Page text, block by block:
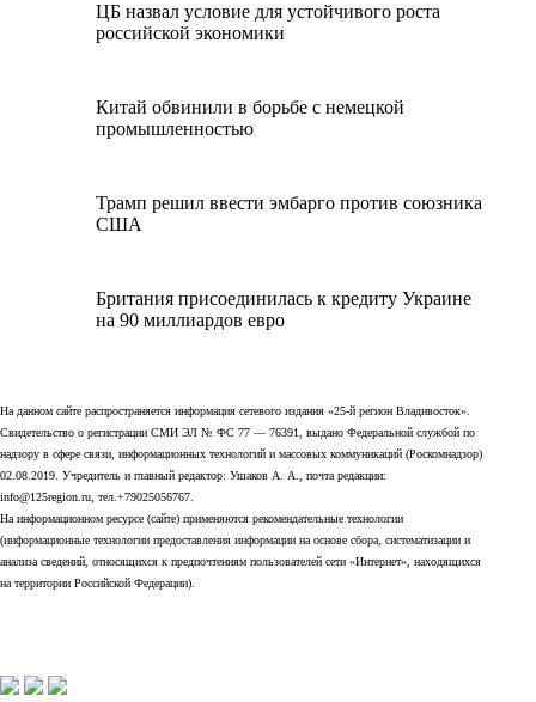
ЦБ назвал условие для устойчивого роста
российской экономики
Китай обвинили в борьбе с немецкой
промышленностью
Трамп решил ввести эмбарго против союзника
США
Британия присоединилась к кредиту Украине
на 90 миллиардов евро
На данном сайте распространяется информация сетевого издания «25-й регион Владивосток».
Свидетельство о регистрации СМИ ЭЛ № ФС 77 — 76391, выдано Федеральной службой по
надзору в сфере связи, информационных технологий и массовых коммуникаций (Роскомнадзор)
02.08.2019. Учредитель и главный редактор: Ушаков А. А., почта редакции:
info@125region.ru, тел.+79025056767.
На информационном ресурсе (сайте) применяются рекомендательные технологии
(информационные технологии предоставления информации на основе сбора, систематизации и
анализа сведений, относящихся к предпочтениям пользователей сети «Интернет», находящихся
на территории Российской Федерации).